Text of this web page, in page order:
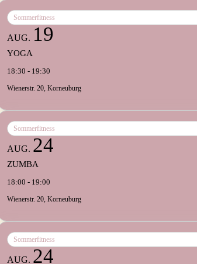
Sommerfitness
AUG. 19
YOGA
18:30 - 19:30
Wienerstr. 20, Korneuburg
Sommerfitness
AUG. 24
ZUMBA
18:00 - 19:00
Wienerstr. 20, Korneuburg
Sommerfitness
AUG. 24